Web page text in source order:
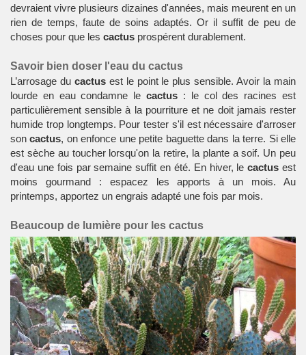
devraient vivre plusieurs dizaines d'années, mais meurent en un
rien de temps, faute de soins adaptés. Or il suffit de peu de
choses pour que les cactus prospérent durablement.
Savoir bien doser l'eau du cactus
L’arrosage du cactusest le point le plus sensible. Avoir la main
lourde en eau condamne lecactus : le col des racines est
particulièrement sensible à la pourriture et ne doit jamais rester
humide trop longtemps. Pour tester s'il est nécessaire d'arroser
soncactus, on enfonce une petite baguette dans la terre. Si elle
est sèche au toucher lorsqu'on la retire, la plantea soif. Un peu
d'eau une fois par semaine suffit en été. En hiver, lecactus est
moins gourmand : espacez les apports à un mois. Au
printemps, apportez un engrais adapté une fois par mois.
Beaucoup de lumière pour les cactus